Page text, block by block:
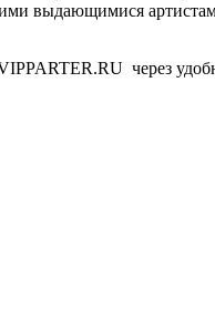
выдающимися
через